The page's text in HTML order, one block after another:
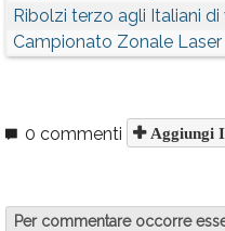
Ribolzi terzo agli Italiani
Campionato Zonale Laser
0 commenti Aggiungi
Per commentare occorre